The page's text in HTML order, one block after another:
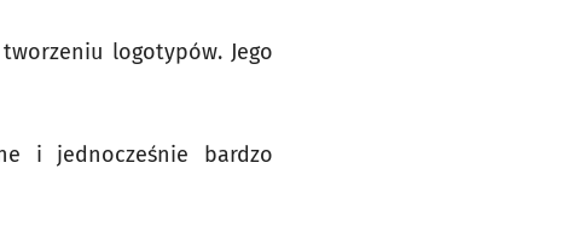
logotypów. Jego
i jednocześnie bardzo